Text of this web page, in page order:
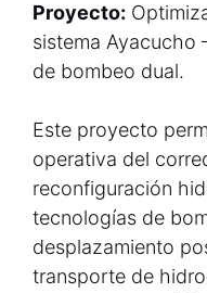
Proyecto:
sistema Ayacucho
de bombeo dual.
Este proyecto
operativa del
reconfiguración
tecnologías de
desplazamiento
transporte de